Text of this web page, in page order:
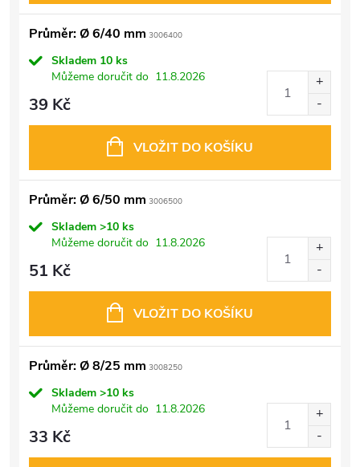
Průměr: Ø 6/40 mm 3006400
Skladem 10 ks
Můžeme doručit do 11.8.2026
39 Kč
VLOŽIT DO KOŠÍKU
Průměr: Ø 6/50 mm 3006500
Skladem >10 ks
Můžeme doručit do 11.8.2026
51 Kč
VLOŽIT DO KOŠÍKU
Průměr: Ø 8/25 mm 3008250
Skladem >10 ks
Můžeme doručit do 11.8.2026
33 Kč